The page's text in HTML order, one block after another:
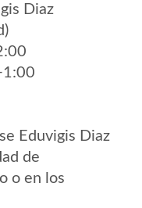
Diaz
Eduvigis Diaz
de
o en los